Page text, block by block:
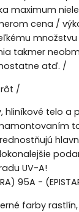
maximum
cena /
takmer
atď. /
/
hliníkové telo
UV-A!
95A -
farby